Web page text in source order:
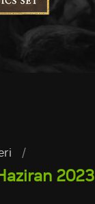
/
2023